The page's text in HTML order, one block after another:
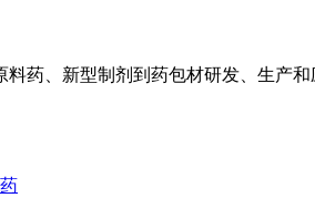
料药、新型制剂到药包材研发、生产